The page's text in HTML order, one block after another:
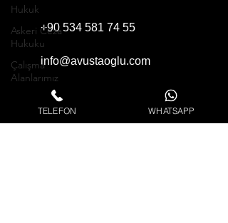
Hukuk
Askeri Ceza
Hukuku
Çalışma
Alanlarımız
Aile Hukuku
Enerji Maden
+90 534 581 74 55
info@avustaoglu.com
TELEFON WHATSAPP